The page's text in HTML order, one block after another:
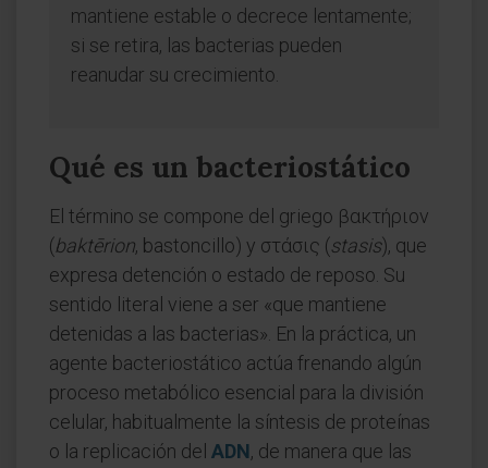
mantiene estable o decrece lentamente;
si se retira, las bacterias pueden
reanudar su crecimiento.
Qué es un bacteriostático
El término se compone del griego βακτήριον
(baktērion, bastoncillo) y στάσις (stasis), que
expresa detención o estado de reposo. Su
sentido literal viene a ser «que mantiene
detenidas a las bacterias». En la práctica, un
agente bacteriostático actúa frenando algún
proceso metabólico esencial para la división
celular, habitualmente la síntesis de proteínas
o la replicación del ADN, de manera que las